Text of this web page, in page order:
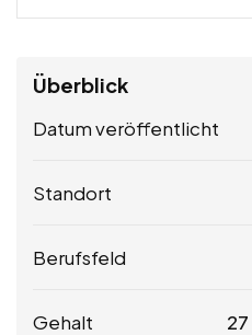
Überblick
Datum veröffentlicht
Standort
Berufsfeld
Gehalt 27